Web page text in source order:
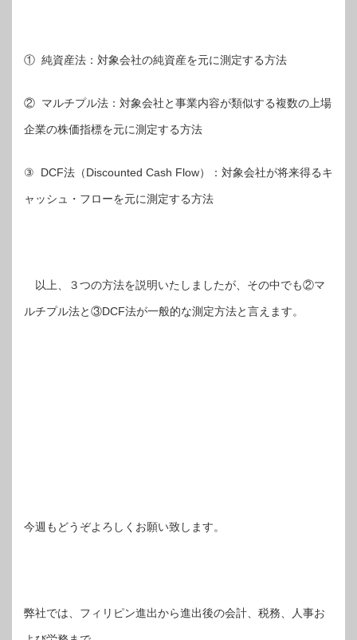
① 純資産法：対象会社の純資産を元に測定する方法
② マルチプル法：対象会社と事業内容が類似する複数の上場
企業の株価指標を元に測定する方法
③ DCF法（Discounted Cash Flow）：対象会社が将来得るキ
ャッシュ・フローを元に測定する方法
以上、３つの方法を説明いたしましたが、その中でも②マ
ルチプル法と③DCF法が一般的な測定方法と言えます。
今週もどうぞよろしくお願い致します。
弊社では、フィリピン進出から進出後の会計、税務、人事お